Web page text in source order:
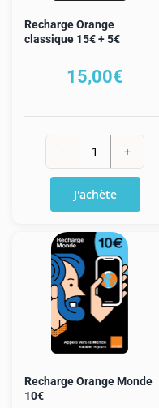
Recharge Orange
classique 15€ + 5€
15,00€
Recharge
Orange
classique
15€
+
5€
J'achète
Recharge Orange Monde
10€